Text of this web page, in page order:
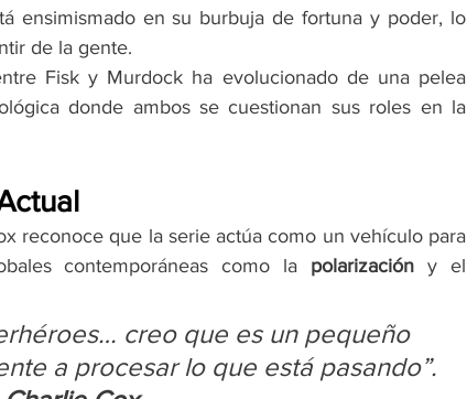
ensimismado en su burbuja de fortuna y poder, lo
de la gente.
Fisk y Murdock ha evolucionado de una pelea
donde ambos se cuestionan sus roles en la
reconoce que la serie actúa como un vehículo para
contemporáneas como la polarización
creo que es un pequeño
a procesar lo que está pasando”.